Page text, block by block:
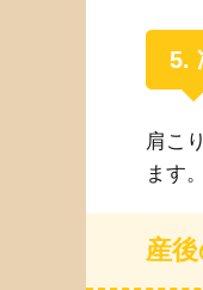
5.
肩こ
ます
産